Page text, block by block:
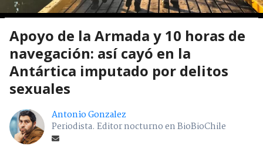
Apoyo de la Armada y 10 horas de
navegación: así cayó en la
Antártica imputado por delitos
sexuales
Antonio Gonzalez
Periodista. Editor nocturno en BioBioChile